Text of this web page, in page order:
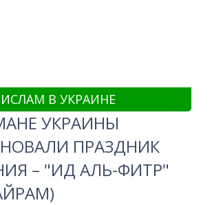
ИСЛАМ В УКРАИНЕ
УКРАИНЫ
ПРАЗДНИК
– "ИД АЛЬ-ФИТР"